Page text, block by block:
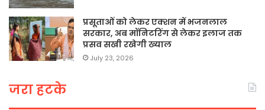
प्रसूताओं को लेकर एक्शन में भजनलाल
सरकार, अब मॉनिटरिंग से लेकर इलाज तक
प्रसव सखी रखेगी ख्याल
July 23, 2026
जरा हटके